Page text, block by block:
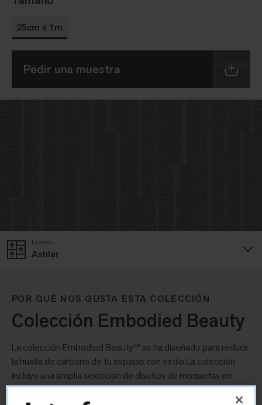
Ashlar
Diseño
25cm x 1m
Pedir una muestra
POR QUÉ NOS GUSTA ESTA COLECCIÓN
Colección Embodied Beauty
La colección Embodied Beauty™ se ha diseñado para reducir
la huella de carbono de tu espacio con estilo La colección
incluye una amplia selección de diseños de moquetas en
losetas, entre los que se incluyen nuestros primeros